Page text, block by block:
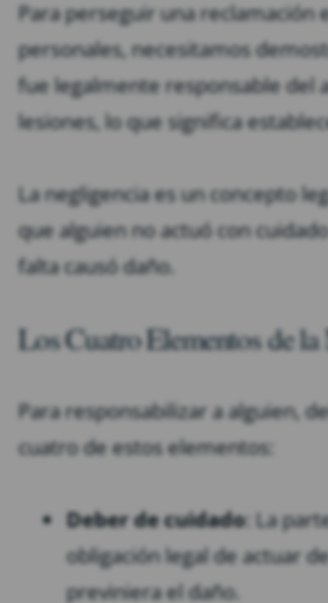
Para perseguir una reclamación
personales, necesitamos
fue legalmente responsable del
lesiones, lo que significa
La negligencia es un concepto
que alguien no actuó con
falta causó daño.
Los Cuatro Elementos de
Para responsabilizar a alguien,
cuatro de estos elementos:
Deber de cuidado: La
obligación legal de actuar
previniera el daño.